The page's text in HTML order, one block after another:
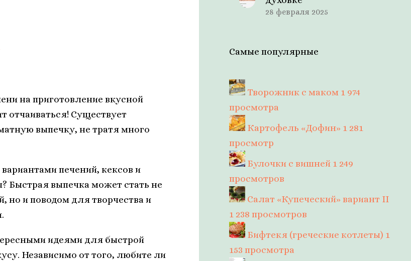
на приготовление вкусной
отчаиваться! Существует
выпечку, не тратя много
печений, кексов и
Быстрая выпечка может стать не
но и поводом для творчества и
идеями для быстрой
Независимо от того, любите ли
28 февраля 2025
Самые популярные
Творожник с маком 1 974
просмотра
Картофель «Дофин» 1 281
просмотр
Булочки с вишней 1 249
просмотров
Салат «Купеческий» вариант II
1 238 просмотров
Бифтекя (греческие котлеты) 1
153 просмотра